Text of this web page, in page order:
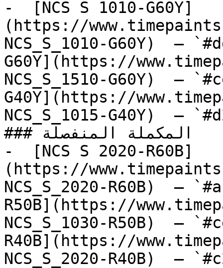
-  [NCS S 1010-G60Y]
(https://
NCS_S_1010-G60Y)  —
G60Y](https://
NCS_S_1510-G60Y)  —
G40Y](https://
NCS_S_1015-G40Y)  —
### المكملة المنفصلة
-  [NCS S 2020-R60B]
(https://
NCS_S_2020-R60B)  —
R50B](https://
NCS_S_1030-R50B)  —
R40B](https://
NCS_S_2020-R40B)  —